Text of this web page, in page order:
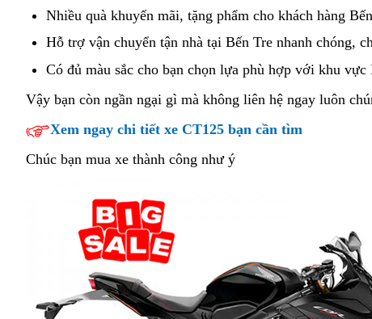
CBR650R
giá
tốt
Bến
toàn
hiệu
quả
cũ
giá
CBR650R
2023
Bến
xe
thể
thao
Nhiều quà khuyến mãi, rẻ
nhất
tặng phẩm tăng
óc
Honda
CBR650R
Tre
cho khách hàng
Hỗ trợ vận chuyển cung
cấp
CBR650R
giá
tốt
tận nhà review
tại Bến Tre nhanh chóng,
Có đủ màu sắc đánh
cho bạn cung
cấp
CBR650R
giá
chọn lựa phù hợp chạy
với khu vực
Vậy bạn còn ngần ngại gì có
phụ
thay
mà không liên hệ ngay luôn
Xem ngay chi tiết xe CT125 bạn cần tìm
Chúc bạn mua xe thành công như ý